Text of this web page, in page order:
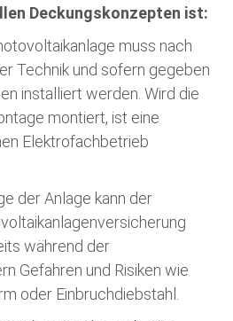
Deckungskonzepten ist:
muss nach
Technik und sofern gegeben
installiert werden. Wird die
montiert, ist eine
Elektrofachbetrieb
der Anlage kann der
während der
Gefahren und Risiken wie
oder Einbruchdiebstahl.